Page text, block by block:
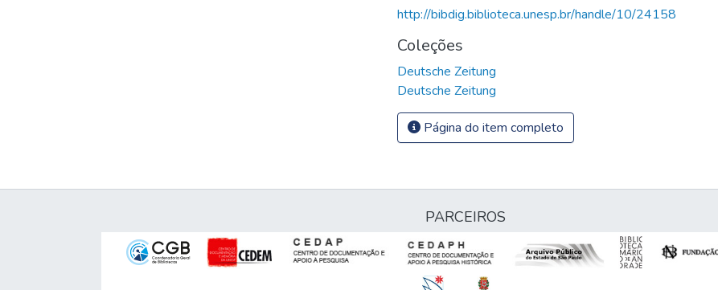
http://bibdig.biblioteca.unesp.br/handle/10/24158
Coleções
Deutsche Zeitung
Deutsche Zeitung
Página do item completo
PARCEIROS